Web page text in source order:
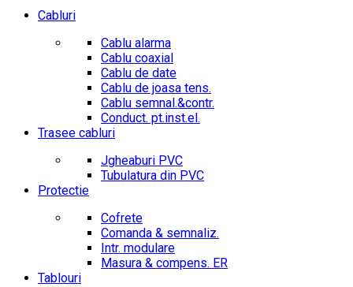
Cabluri
Cablu alarma
Cablu coaxial
Cablu de date
Cablu de joasa tens.
Cablu semnal.&contr.
Conduct. pt.inst.el.
Trasee cabluri
Jgheaburi PVC
Tubulatura din PVC
Protectie
Cofrete
Comanda & semnaliz.
Intr. modulare
Masura & compens. ER
Tablouri